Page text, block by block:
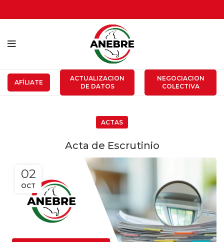
AFÍLIATE
ACTUALIZACION
DE DATOS
NEGOCIACION
COLECTIVA
ACTAS
Acta de Escrutinio
02
OCT